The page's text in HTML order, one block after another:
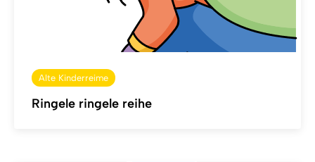
Alte Kinderreime
Ringele ringele reihe